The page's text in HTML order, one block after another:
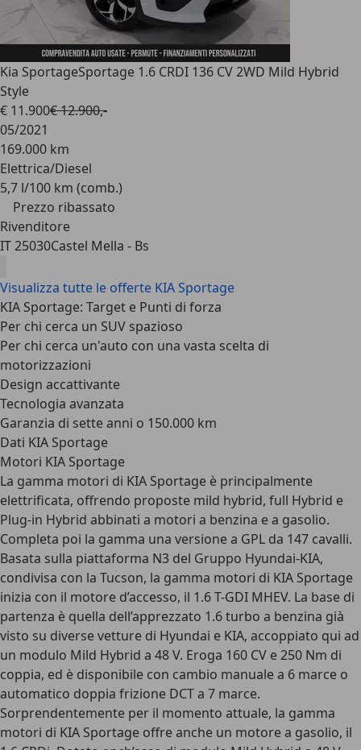
Kia SportageSportage 1.6 CRDI 136 CV 2WD Mild Hybrid
Style
€ 11.900€ 12.900,-
05/2021
169.000 km
Elettrica/Diesel
5,7 l/100 km (comb.)
Prezzo ribassato
Rivenditore
IT 25030Castel Mella - Bs
Visualizza tutte le offerte KIA Sportage
KIA Sportage: Target e Punti di forza
Per chi cerca un SUV spazioso
Per chi cerca un'auto con una vasta scelta di
motorizzazioni
Design accattivante
Tecnologia avanzata
Garanzia di sette anni o 150.000 km
Dati KIA Sportage
Motori KIA Sportage
La gamma motori di KIA Sportage è principalmente
elettrificata, offrendo proposte mild hybrid, full Hybrid e
Plug-in Hybrid abbinati a motori a benzina e a gasolio.
Completa poi la gamma una versione a GPL da 147 cavalli.
Basata sulla piattaforma N3 del Gruppo Hyundai-KIA,
condivisa con la Tucson, la gamma motori di KIA Sportage
inizia con il motore d’accesso, il 1.6 T-GDI MHEV. La base di
partenza è quella dell’apprezzato 1.6 turbo a benzina già
visto su diverse vetture di Hyundai e KIA, accoppiato qui ad
un modulo Mild Hybrid a 48 V. Eroga 160 CV e 250 Nm di
coppia, ed è disponibile con cambio manuale a 6 marce o
automatico doppia frizione DCT a 7 marce.
Sorprendentemente per il momento attuale, la gamma
motori di KIA Sportage offre anche un motore a gasolio, il